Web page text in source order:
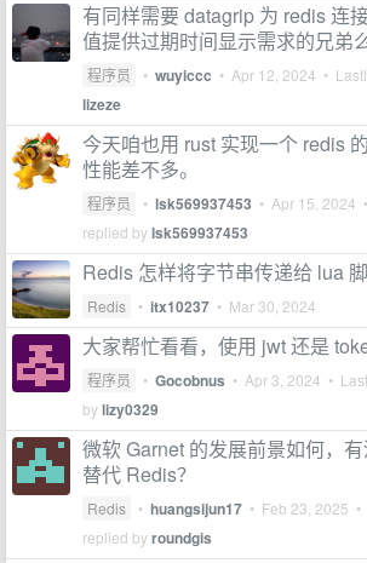
有同样需要 datagrip 为 redis 连
值提供过期时间显示需求的兄弟
程序员 • wuyiccc • Apr 12, 2024 •
lizeze
今天咱也用 rust 实现一个 redis
性能差不多。
程序员 • lsk569937453 • Apr 15, 2024
replied bylsk569937453
Redis 怎样将字节串传递给 lua
Redis • itx10237 • Mar 30, 2024
大家帮忙看看，使用 jwt 还是
程序员 • Gocobnus • Apr 3, 2024 •
bylizy0329
微软 Garnet 的发展前景如何，
替代 Redis？
Redis • huangsijun17 • Feb 23, 2025
replied byroundgis